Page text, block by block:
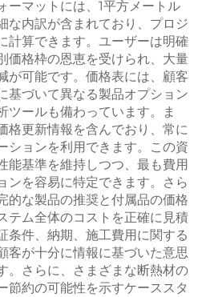
ーマットには、1平方メートル
な内訳が含まれており、プロジ
計算できます。ユーザーは明確
価格枠の恩恵を受けられ、大量
が可能です。価格表には、顧客
基づいて異なる製品オプション
ツールも備わっています。ま
格更新情報を含んでおり、常に
ションを利用できます。この資
能基準を維持しつつ、最も費用
ンを容易に特定できます。さら
的な製品の推奨と付属品の価格
テム全体のコストを正確に見積
条件、納期、施工費用に関する
客が十分に情報に基づいた意思
。さらに、さまざまな断熱材の
節約の可能性を示すケーススタ